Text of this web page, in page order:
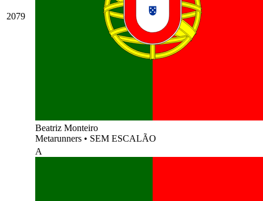
2079
Beatriz Monteiro
Metarunners • SEM ESCALÃO
A